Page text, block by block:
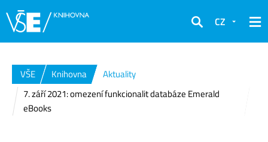
Hledat
CZ
VŠE Knihovna
Aktuality
7. září 2021: omezení funkcionalit databáze Emerald
eBooks